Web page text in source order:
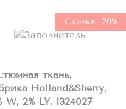
наличииСкидка -20%
ткань,
Holland&Sherry,
W, 2% LY, 1324027